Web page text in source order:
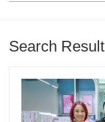
Search Result